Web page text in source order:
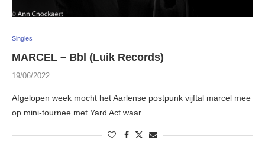
Singles
MARCEL – Bbl (Luik Records)
19/06/2022
Afgelopen week mocht het Aarlense postpunk vijftal marcel mee
op mini-tournee met Yard Act waar …